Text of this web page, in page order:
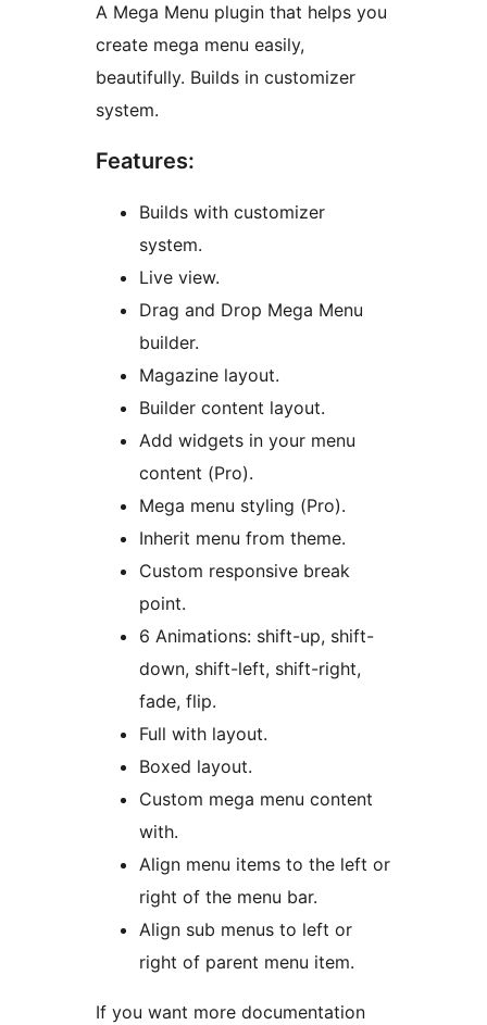
A Mega Menu plugin that helps you
create mega menu easily,
beautifully. Builds in customizer
system.
Features:
Builds with customizer
system.
Live view.
Drag and Drop Mega Menu
builder.
Magazine layout.
Builder content layout.
Add widgets in your menu
content (Pro).
Mega menu styling (Pro).
Inherit menu from theme.
Custom responsive break
point.
6 Animations: shift-up, shift-
down, shift-left, shift-right,
fade, flip.
Full with layout.
Boxed layout.
Custom mega menu content
with.
Align menu items to the left or
right of the menu bar.
Align sub menus to left or
right of parent menu item.
If you want more documentation